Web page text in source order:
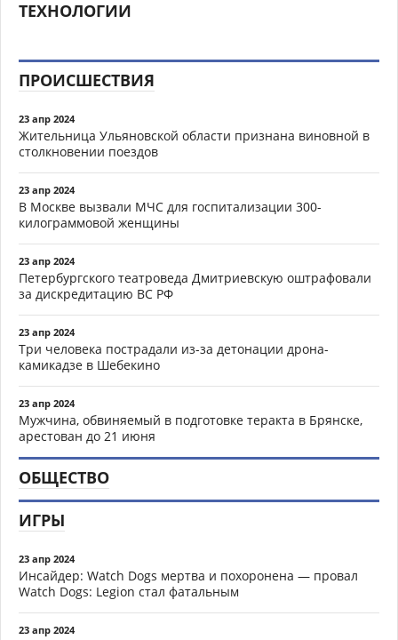
ТЕХНОЛОГИИ
ПРОИСШЕСТВИЯ
23 апр 2024
Жительница Ульяновской области признана виновной в
столкновении поездов
23 апр 2024
В Москве вызвали МЧС для госпитализации 300-
килограммовой женщины
23 апр 2024
Петербургского театроведа Дмитриевскую оштрафовали
за дискредитацию ВС РФ
23 апр 2024
Три человека пострадали из-за детонации дрона-
камикадзе в Шебекино
23 апр 2024
Мужчина, обвиняемый в подготовке теракта в Брянске,
арестован до 21 июня
ОБЩЕСТВО
ИГРЫ
23 апр 2024
Инсайдер: Watch Dogs мертва и похоронена — провал
Watch Dogs: Legion стал фатальным
23 апр 2024